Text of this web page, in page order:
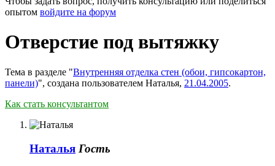
опытом войдите на форум
Отверстие под вытяжку
Тема в разделе "Внутренняя отделка стен (обои, гипсокартон,
панели)", создана пользователем Наталья, 21.04.2005.
Как стать консультантом
Наталья Гость